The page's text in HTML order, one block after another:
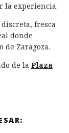
la experiencia.
discreta, fresca
donde
Zaragoza.
de la Plaza